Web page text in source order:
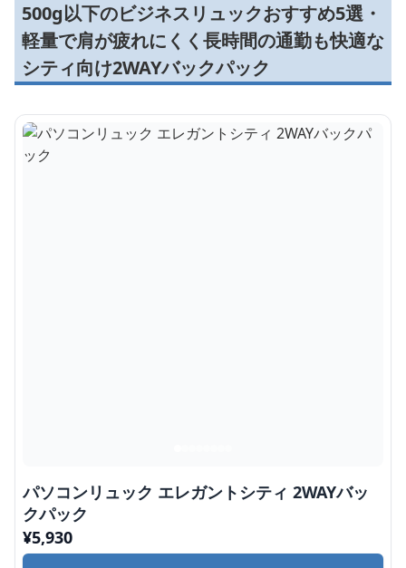
500g以下のビジネスリュックおすすめ5選・
軽量で肩が疲れにくく長時間の通勤も快適な
シティ向け2WAYバックパック
パソコンリュック エレガントシティ 2WAYバッ
クパック
¥5,930